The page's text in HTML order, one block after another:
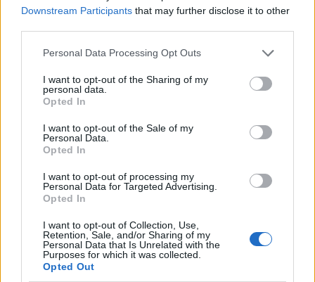
Downstream Participants that may further disclose it to other
Please note that this website/app uses one or more Google
not limited to your visit or usage behaviour. You may click to
grant or deny consent to Google and its third-party tags to
use your data for below specified purposes in below Google
consent section.
Personal Data Processing Opt Outs
I want to opt-out of the Sharing of my
personal data.
Opted In
I want to opt-out of the Sale of my
Personal Data.
Opted In
I want to opt-out of processing my
Personal Data for Targeted Advertising.
Opted In
I want to opt-out of Collection, Use,
Retention, Sale, and/or Sharing of my
Personal Data that Is Unrelated with the
Purposes for which it was collected.
Opted Out
spanyol Felháborodottak mozgalmát már holtnak
Campo de Cebada de Madrid-ot, amely
elnyerte
hálózat konkrét ügyek szolgálatába állítva gyakorol
hatást a médiára, elősegíti az információ vírusszerű
hogy az Occupy mozgalom véget ért, a hálózat
rejtett ereje létrehozta az
mint az erre szakosodott állami, vagy magánszervek.
(Ezt a rendőrség is kénytelen voltelismerni
egy bezártközkönyvtár elfoglalásával és
újranyitásával, illetve közösségi működtetésével
nemcsak maguk mellé állították, hanem egyenesen
polgári engedetlenségre inspirálták a környék